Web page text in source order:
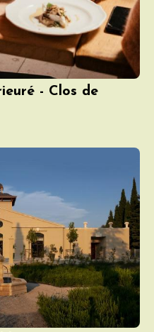
- Clos de